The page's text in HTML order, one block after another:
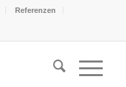
Referenzen